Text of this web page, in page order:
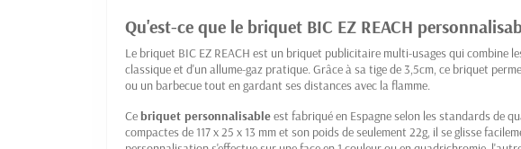
Qu'est-ce que le briquet BIC EZ REACH
Le briquet BIC EZ REACH est un briquet publicitaire multi-usages qui combine
classique et d'un allume-gaz pratique. Grâce à sa tige de 3,5cm, ce briquet
ou un barbecue tout en gardant ses distances avec la flamme.
Cebriquet personnalisableest fabriqué en Espagne selon les standards de
compactes de 117 x 25 x 13 mm et son poids de seulement 22g, il se glisse